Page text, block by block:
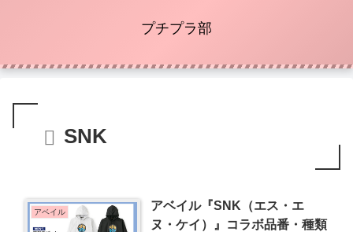
プチプラ部
SNK
アベイル
アベイル『SNK（エス・エ
ヌ・ケイ）』コラボ品番・種類